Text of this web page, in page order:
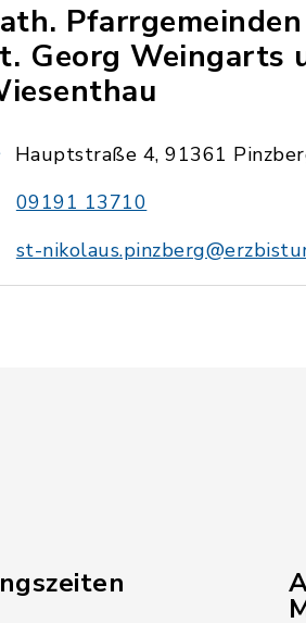
Georg Weingarts
Hauptstraße 4, 91361
09191 13710
st-